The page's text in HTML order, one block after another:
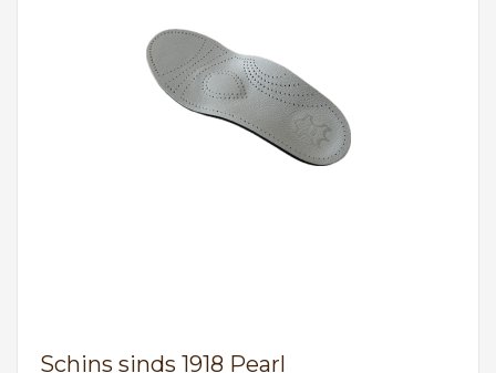
Schins sinds 1918 Pearl